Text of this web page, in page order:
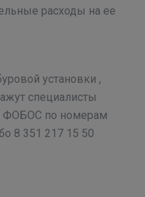
расходы на ее
установки ,
специалисты
ФОБОС по номерам
8 351 217 15 50